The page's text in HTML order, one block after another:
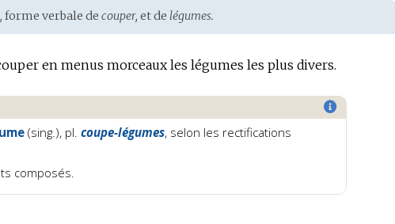
forme verbale decouper, et delégumes.
en menus morceaux les légumes les plus divers.
(sing.), pl. coupe-légumes, selon les rectifications
composés.